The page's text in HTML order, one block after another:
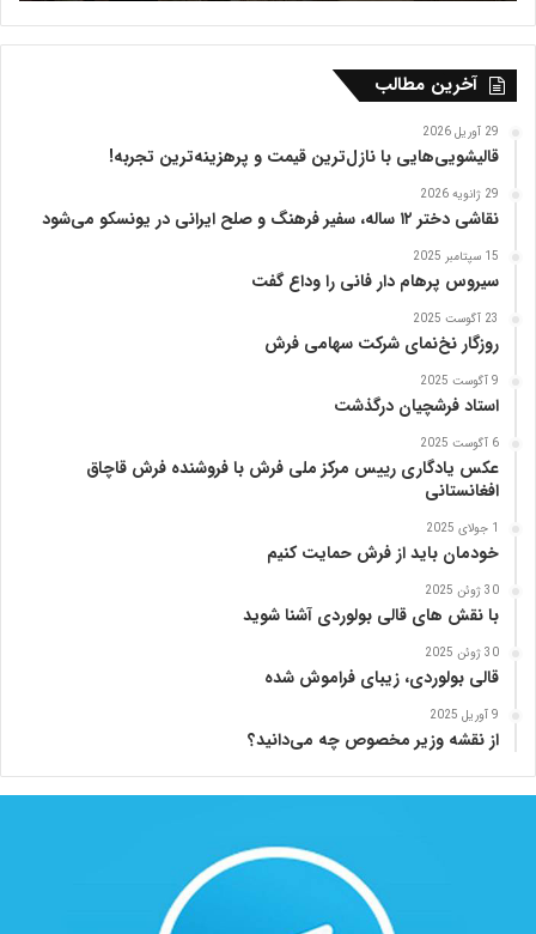
ر
ی
آخرین مطالب
29 آوریل 2026
قالیشویی‌هایی با نازل‌ترین قیمت و پرهزینه‌ترین تجربه!
29 ژانویه 2026
نقاشی دختر ۱۲ ساله، سفیر فرهنگ و صلح ایرانی در یونسکو می‌شود
15 سپتامبر 2025
سیروس پرهام دار فانی را وداع گفت
23 آگوست 2025
روزگار نخ‌نمای شرکت سهامی فرش
9 آگوست 2025
استاد فرشچیان درگذشت
6 آگوست 2025
عکس یادگاری رییس مرکز ملی فرش با فروشنده فرش قاچاق
افغانستانی
1 جولای 2025
خودمان باید از فرش حمایت کنیم
30 ژوئن 2025
با نقش های قالی بولوردی آشنا شوید
30 ژوئن 2025
قالی بولوردی، زیبای فراموش شده
9 آوریل 2025
از نقشه وزیر مخصوص چه می‌دانید؟